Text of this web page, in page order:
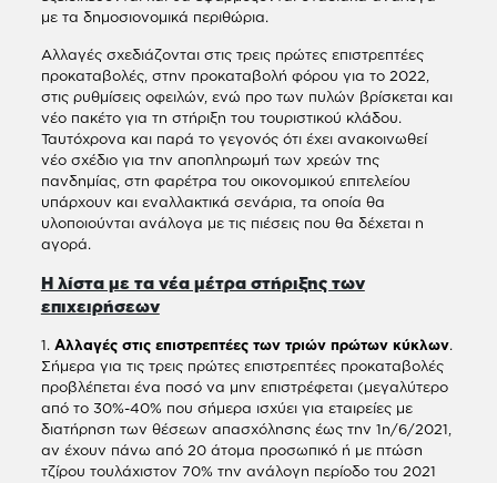
με τα δημοσιονομικά περιθώρια.
Αλλαγές σχεδιάζονται στις τρεις πρώτες επιστρεπτέες
προκαταβολές, στην προκαταβολή φόρου για το 2022,
στις ρυθμίσεις οφειλών, ενώ προ των πυλών βρίσκεται και
νέο πακέτο για τη στήριξη του τουριστικού κλάδου.
Ταυτόχρονα και παρά το γεγονός ότι έχει ανακοινωθεί
νέο σχέδιο για την αποπληρωμή των χρεών της
πανδημίας, στη φαρέτρα του οικονομικού επιτελείου
υπάρχουν και εναλλακτικά σενάρια, τα οποία θα
υλοποιούνται ανάλογα με τις πιέσεις που θα δέχεται η
αγορά.
Η λίστα με τα νέα μέτρα στήριξης των
επιχειρήσεων
1. Αλλαγές στις επιστρεπτέες των τριών πρώτων κύκλων.
Σήμερα για τις τρεις πρώτες επιστρεπτέες προκαταβολές
προβλέπεται ένα ποσό να μην επιστρέφεται (μεγαλύτερο
από το 30%-40% που σήμερα ισχύει για εταιρείες με
διατήρηση των θέσεων απασχόλησης έως την 1η/6/2021,
αν έχουν πάνω από 20 άτομα προσωπικό ή με πτώση
τζίρου τουλάχιστον 70% την ανάλογη περίοδο του 2021